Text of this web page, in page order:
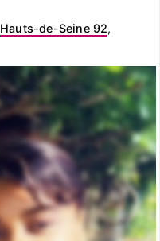
Hauts-de-Seine 92,